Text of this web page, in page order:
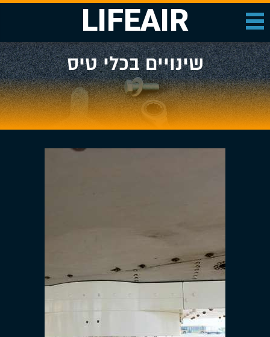
LIFEAIR
שינויים בכלי טיס